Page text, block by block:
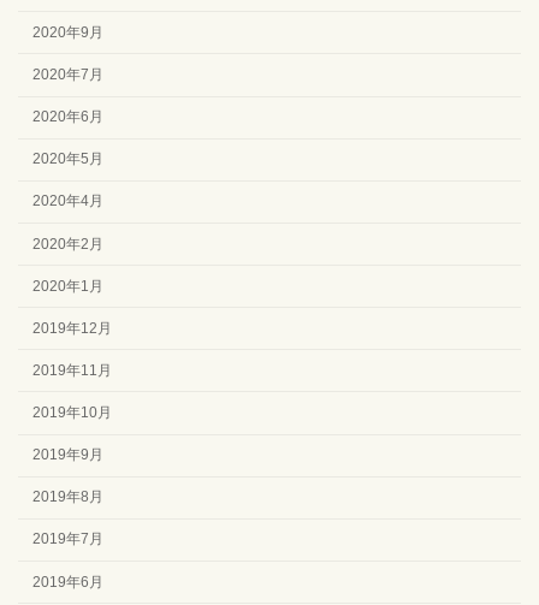
2020年9月
2020年7月
2020年6月
2020年5月
2020年4月
2020年2月
2020年1月
2019年12月
2019年11月
2019年10月
2019年9月
2019年8月
2019年7月
2019年6月